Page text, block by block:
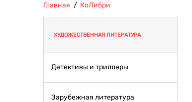
Главная КоЛибри
ХУДОЖЕСТВЕННАЯ ЛИТЕРАТУРА
Детективы и триллеры
Зарубежная литература